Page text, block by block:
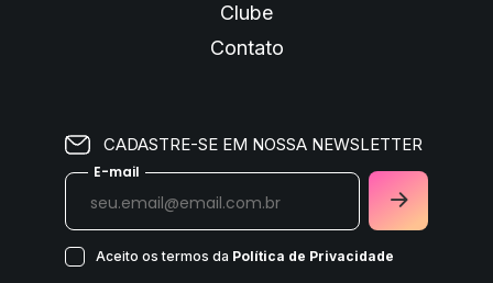
Clube
Contato
CADASTRE-SE EM NOSSA NEWSLETTER
E-mail
Aceito os termos da Política de Privacidade